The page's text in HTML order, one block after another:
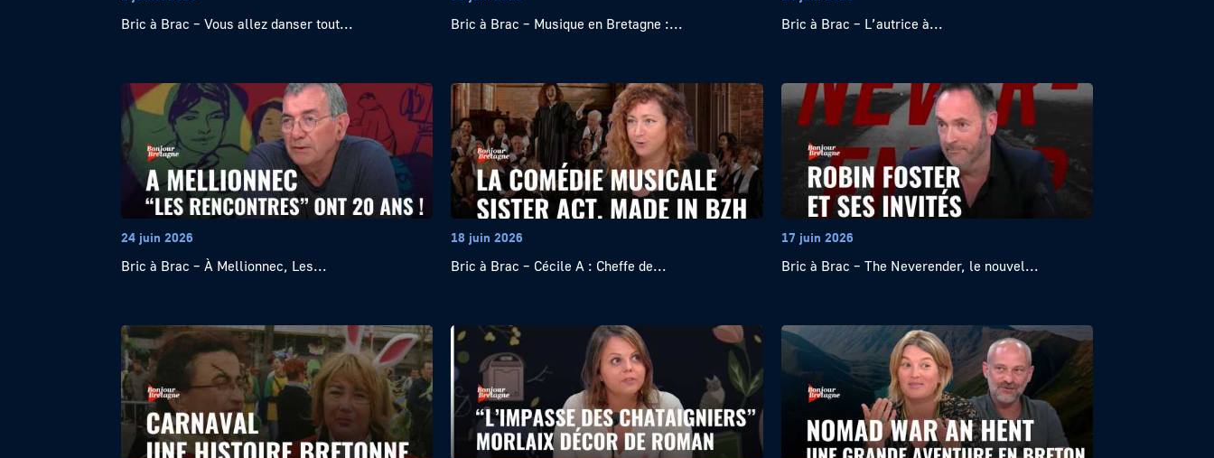
Bric à Brac – Vous allez danser tout... Bric à Brac – Musique en Bretagne :... Bric à Brac – L’autrice à...
24 juin 2026
Bric à Brac – À Mellionnec, Les...
18 juin 2026
Bric à Brac – Cécile A : Cheffe de...
17 juin 2026
Bric à Brac – The Neverender, le nouvel...